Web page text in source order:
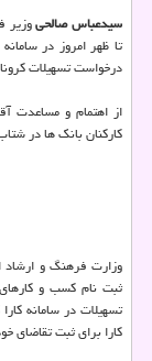
سیدعباس صالحیوزیر
تا ظهر امروز در
درخواست تسهیلات کرونا داشتند که ۱۸۳
از اهتمام و مساعدت
کارکنان بانک ها در
وزارت فرهنگ و ارشاد
ثبت نام کسب و
تسهیلات در سامانه
کارا برای ثبت تقاضای